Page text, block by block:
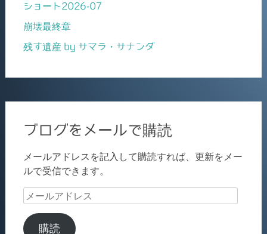
ショート2026-07
崩壊最終章
残す遺産 by サマラ・サナンダ
ブログをメールで購読
メールアドレスを記入して購読すれば、更新をメー
ルで受信できます。
メ
ル
購読